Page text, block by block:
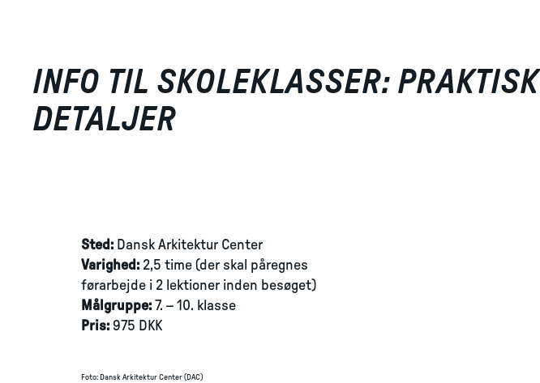
INFO TIL SKOLEKLASSER:
DETALJER
Sted: Dansk Arkitektur Center
Varighed: 2,5 time (der skal påregnes
førarbejde i 2 lektioner inden besøget)
Målgruppe: 7. – 10. klasse
Pris: 975 DKK
Foto: Dansk Arkitektur Center (DAC)